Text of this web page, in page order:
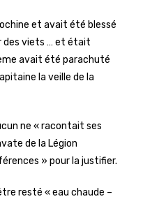
et avait été blessé
des viets … et était
avait été parachuté
la veille de la
ne « racontait ses
de la Légion
» pour la justifier.
resté « eau chaude –